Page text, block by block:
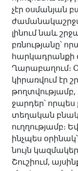
չէր օսմանյան
լինում նաև
բռնությանը՝
հարկադրանքի
Ղարաբաղում։
կիրառվում էր
ջարդեր՝
տեղական
ուղղությամբ։
ինչպես
նույն
Շուշիում,